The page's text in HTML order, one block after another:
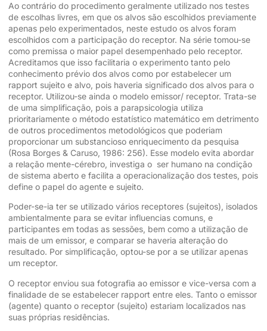
Ao contrário do procedimento geralmente utilizado nos testes
de escolhas livres, em que os alvos são escolhidos previamente
apenas pelo experimentados, neste estudo os alvos foram
escolhidos com a participação do receptor. Na série tomou-se
como premissa o maior papel desempenhado pelo receptor.
Acreditamos que isso facilitaria o experimento tanto pelo
conhecimento prévio dos alvos como por estabelecer um
rapport sujeito e alvo, pois haveria significado dos alvos para o
receptor. Utilizou-se ainda o modelo emissor/ receptor. Trata-se
de uma simplificação, pois a parapsicologia utiliza
prioritariamente o método estatístico matemático em detrimento
de outros procedimentos metodológicos que poderiam
proporcionar um substancioso enriquecimento da pesquisa
(Rosa Borges & Caruso, 1986: 256). Esse modelo evita abordar
a relação mente-cérebro, investiga o ser humano na condição
de sistema aberto e facilita a operacionalização dos testes, pois
define o papel do agente e sujeito.
Poder-se-ia ter se utilizado vários receptores (sujeitos), isolados
ambientalmente para se evitar influencias comuns, e
participantes em todas as sessões, bem como a utilização de
mais de um emissor, e comparar se haveria alteração do
resultado. Por simplificação, optou-se por a se utilizar apenas
um receptor.
O receptor enviou sua fotografia ao emissor e vice-versa com a
finalidade de se estabelecer rapport entre eles. Tanto o emissor
(agente) quanto o receptor (sujeito) estariam localizados nas
suas próprias residências.